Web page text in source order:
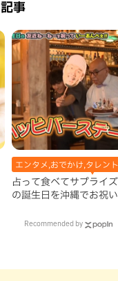
事
エンタメ,おでかけ,タレン
占って食べてサプライ
の誕生日を沖縄でお祝
Recommended by